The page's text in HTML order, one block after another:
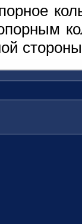
стороны